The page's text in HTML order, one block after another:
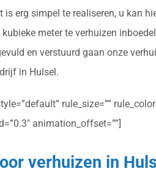
erg simpel te realiseren, u kan
meter te verhuizen
en verstuurd gaan onze
in Hulsel.
rule_size=””
animation_offset=””]
verhuizen in